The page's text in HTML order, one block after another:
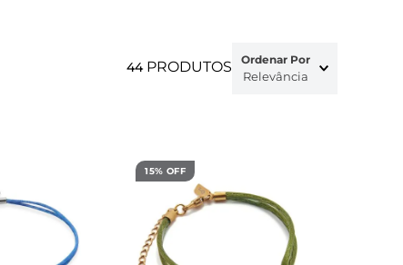
44 PRODUTOS Ordenar Por
Relevância
15% OFF